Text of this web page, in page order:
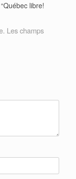
libre!
Les champs